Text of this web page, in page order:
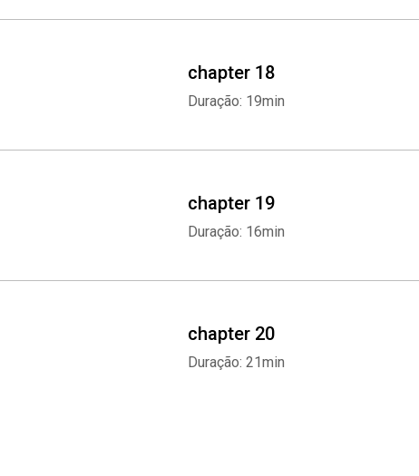
chapter 18
Duração: 19min
chapter 19
Duração: 16min
chapter 20
Duração: 21min